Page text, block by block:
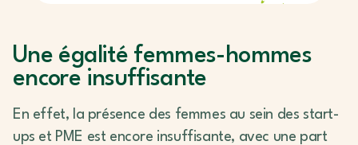
Une égalité femmes-hommes
encore insuffisante
En effet, la présence des femmes au sein des start-
ups et PME est encore insuffisante, avec une part